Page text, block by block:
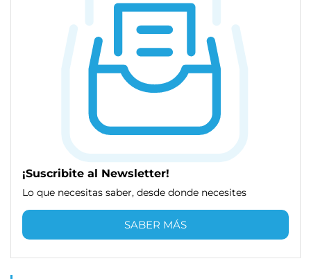
¡Suscribite al Newsletter!
Lo que necesitas saber, desde donde necesites
SABER MÁS